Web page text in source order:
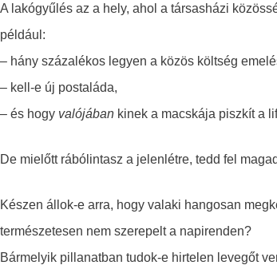
A lakógyűlés az a hely, ahol a társasházi
például:
– hány százalékos legyen a közös költség
– kell-e új postaláda,
– és hogy valójában kinek a macskája piszkít a
De mielőtt rábólintasz a jelenlétre, tedd fel
Készen állok-e arra, hogy valaki hangosan
természetesen nem szerepelt a napirenden?
Bármelyik pillanatban tudok-e hirtelen levegőt